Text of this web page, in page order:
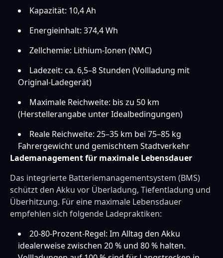
Kapazität: 10,4 Ah
Energieinhalt: 374,4 Wh
Zellchemie: Lithium-Ionen (NMC)
Ladezeit: ca. 6,5–8 Stunden (Vollladung mit
Original-Ladegerät)
Maximale Reichweite: bis zu 50 km
(Herstellerangabe unter Idealbedingungen)
Reale Reichweite: 25–35 km bei 75–85 kg
Fahrergewicht und gemischtem Stadtverkehr
Lademanagement für maximale Lebensdauer
Das integrierte Batteriemanagementsystem (BMS)
schützt den Akku vor Überladung, Tiefentladung und
Überhitzung. Für eine maximale Lebensdauer
empfehlen sich folgende Ladepraktiken:
20-80-Prozent-Regel: Im Alltag den Akku
idealerweise zwischen 20 % und 80 % halten.